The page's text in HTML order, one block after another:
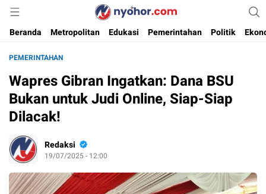
Nyohor.com
Media Informasi Ternyohor
Beranda
Metropolitan Edukasi Pemerintahan Politik
PEMERINTAHAN
Wapres Gibran Ingatkan: Dana BSU
Bukan untuk Judi Online, Siap-Siap
Dilacak!
Redaksi
19/07/2025 - 12:00